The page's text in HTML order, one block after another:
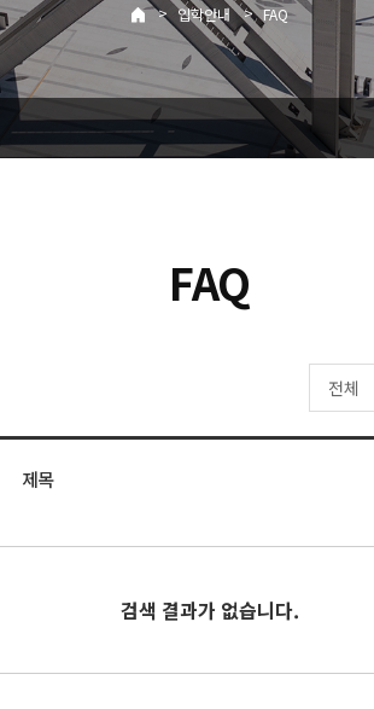
> 입학안내 > FAQ
FAQ
전체
제목
검색 결과가 없습니다.